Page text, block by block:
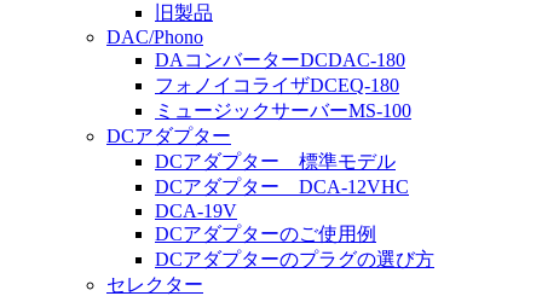
旧製品
DAC/Phono
DAコンバーターDCDAC-180
フォノイコライザDCEQ-180
ミュージックサーバーMS-100
DCアダプター
DCアダプター 標準モデル
DCアダプター DCA-12VHC
DCA-19V
DCアダプターのご使用例
DCアダプターのプラグの選び方
セレクター